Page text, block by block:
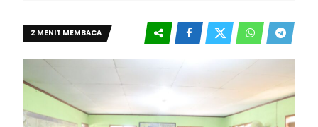
2 MENIT MEMBACA